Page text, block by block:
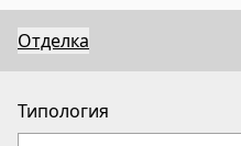
Отделка
Типология